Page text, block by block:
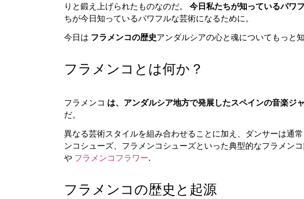
りと鍛え上げられたものなのだ。 今日私たちが知っているパワ
ちが今日知っているパワフルな芸術になるために。
今日は フラメンコの歴史アンダルシアの心と魂についてもっと
フラメンコとは何か？
フラメンコ は、アンダルシア地方で発展したスペインの音楽ジ
だ。
異なる芸術スタイルを組み合わせることに加え、ダンサーは通
ンコシューズ、フラメンコシューズといった典型的なフラメン
や フラメンコフラワー.
フラメンコの歴史と起源